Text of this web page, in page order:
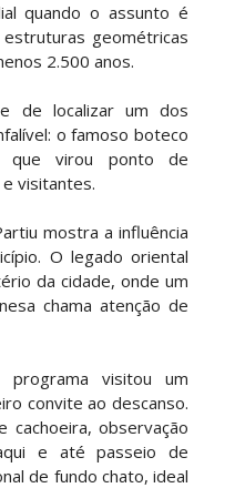
quando o assunto é
geométricas
2.500 anos.
de localizar um dos
o famoso boteco
que virou ponto de
visitantes.
mostra a influência
O legado oriental
da cidade, onde um
chama atenção de
visitou um
convite ao descanso.
cachoeira, observação
e até passeio de
de fundo chato, ideal